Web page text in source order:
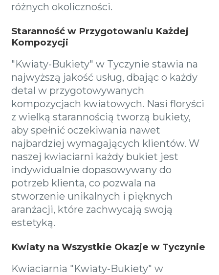
różnych okoliczności.
Staranność w Przygotowaniu Każdej
Kompozycji
"Kwiaty-Bukiety" w Tyczynie stawia na
najwyższą jakość usług, dbając o każdy
detal w przygotowywanych
kompozycjach kwiatowych. Nasi floryści
z wielką starannością tworzą bukiety,
aby spełnić oczekiwania nawet
najbardziej wymagających klientów. W
naszej kwiaciarni każdy bukiet jest
indywidualnie dopasowywany do
potrzeb klienta, co pozwala na
stworzenie unikalnych i pięknych
aranżacji, które zachwycają swoją
estetyką.
Kwiaty na Wszystkie Okazje w Tyczynie
Kwiaciarnia "Kwiaty-Bukiety" w